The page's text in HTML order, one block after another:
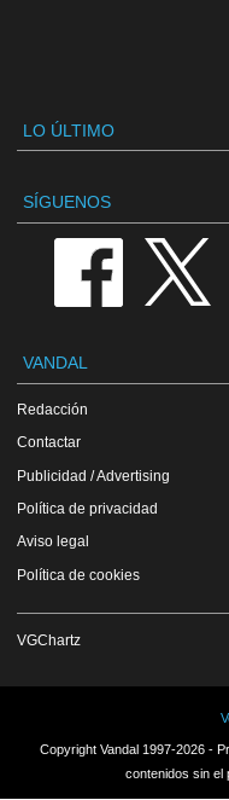
LO ÚLTIMO
SÍGUENOS
VANDAL
Redacción
Contactar
Publicidad / Advertising
Política de privacidad
Aviso legal
Política de cookies
VGChartz
Copyright Vandal 1997-2026 -
contenidos sin el